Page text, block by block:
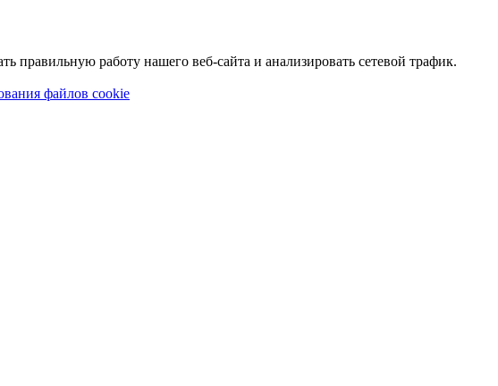
правильную работу нашего веб-сайта и анализировать сетевой трафик.
файлов cookie